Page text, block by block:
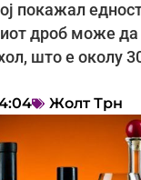
покажал
дроб може
што е околу
Жолт Трн